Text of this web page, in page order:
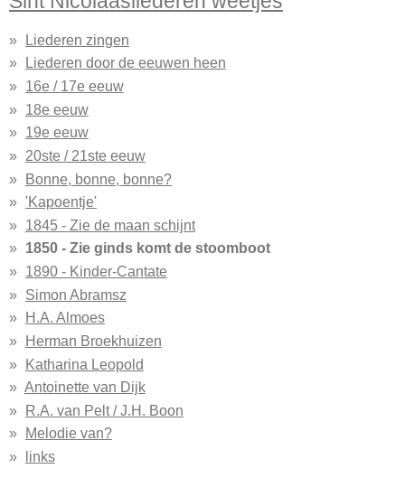
Liederen zingen
Liederen door de eeuwen heen
16e / 17e eeuw
18e eeuw
19e eeuw
20ste / 21ste eeuw
Bonne, bonne, bonne?
'Kapoentje'
1845 - Zie de maan schijnt
1850 - Zie ginds komt de stoomboot
1890 - Kinder-Cantate
Simon Abramsz
H.A. Almoes
Herman Broekhuizen
Katharina Leopold
Antoinette van Dijk
R.A. van Pelt / J.H. Boon
Melodie van?
links